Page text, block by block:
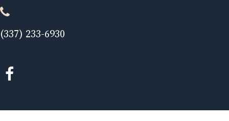
(337) 233-6930